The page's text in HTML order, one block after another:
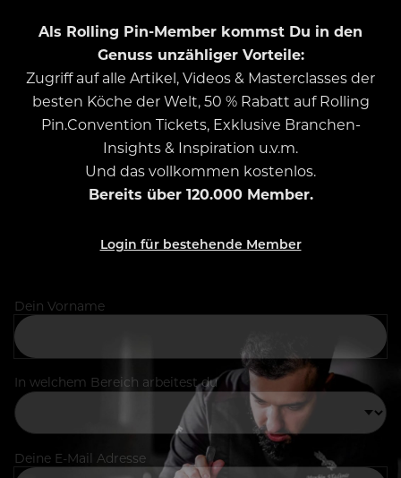
Als Rolling Pin-Member kommst Du in den
Genuss unzähliger Vorteile:
Zugriff auf alle Artikel, Videos & Masterclasses der
besten Köche der Welt, 50 % Rabatt auf Rolling
Pin.Convention Tickets, Exklusive Branchen-
Insights & Inspiration u.v.m.
Und das vollkommen kostenlos.
Bereits über 120.000 Member.
Login für bestehende Member
Dein Vorname
In welchem Bereich arbeitest du
Deine E-Mail Adresse